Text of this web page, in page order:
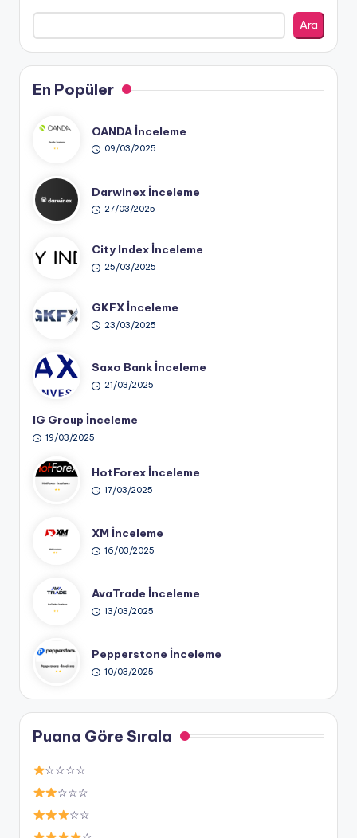
Ara
En Popüler
OANDA İnceleme
09/03/2025
Darwinex İnceleme
27/03/2025
City Index İnceleme
25/03/2025
GKFX İnceleme
23/03/2025
Saxo Bank İnceleme
21/03/2025
IG Group İnceleme
19/03/2025
HotForex İnceleme
17/03/2025
XM İnceleme
16/03/2025
AvaTrade İnceleme
13/03/2025
Pepperstone İnceleme
10/03/2025
Puana Göre Sırala
☆☆☆☆
☆☆☆
☆☆